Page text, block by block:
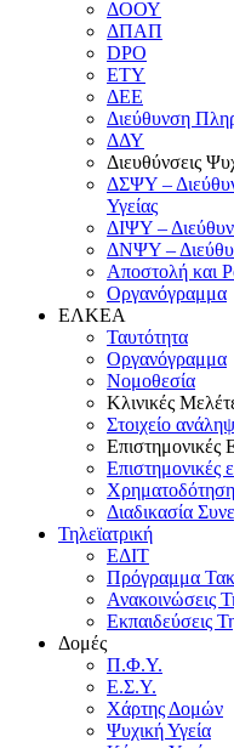
ΔΟΟΥ
ΔΠΑΠ
DPO
ΕΤΥ
ΔΕΕ
Διεύθυνση
ΔΔΥ
Διευθύνσεις
ΔΣΨΥ –
Υγείας
ΔΙΨΥ –
ΔΝΨΥ –
Αποστολή και
Οργανόγραμμα
ΕΛΚΕΑ
Ταυτότητα
Οργανόγραμμα
Νομοθεσία
Κλινικές
Στοιχείο
Επιστημονικές
Επιστημονικές
Χρηματοδότηση
Διαδικασία
Τηλεϊατρική
ΕΔΙΤ
Πρόγραμμα
Ανακοινώσεις
Εκπαιδεύσεις
Δομές
Π.Φ.Υ.
Ε.Σ.Υ.
Χάρτης Δομών
Ψυχική Υγεία